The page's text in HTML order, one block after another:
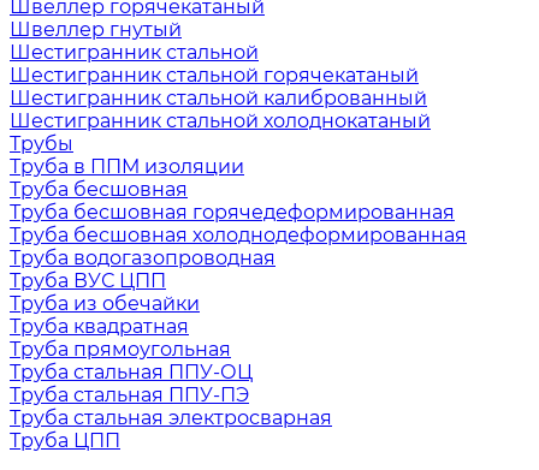
Швеллер горячекатаный
Швеллер гнутый
Шестигранник стальной
Шестигранник стальной горячекатаный
Шестигранник стальной калиброванный
Шестигранник стальной холоднокатаный
Трубы
Труба в ППМ изоляции
Труба бесшовная
Труба бесшовная горячедеформированная
Труба бесшовная холоднодеформированная
Труба водогазопроводная
Труба ВУС ЦПП
Труба из обечайки
Труба квадратная
Труба прямоугольная
Труба стальная ППУ-ОЦ
Труба стальная ППУ-ПЭ
Труба стальная электросварная
Труба ЦПП